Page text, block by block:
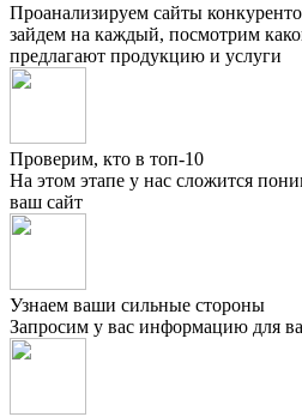
Проанализируем сайты
зайдем на каждый, посмотрим
предлагают продукцию и услуги
Проверим, кто в топ-10
На этом этапе у нас сложится
ваш сайт
Узнаем ваши сильные стороны
Запросим у вас информацию для